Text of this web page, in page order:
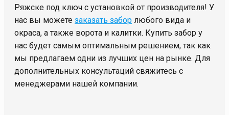
Ряжске под ключ с установкой от производителя! У
нас вы можете заказать забор любого вида и
окраса, а также ворота и калитки. Купить забор у
нас будет самым оптимальным решением, так как
мы предлагаем одни из лучших цен на рынке. Для
дополнительных консультаций свяжитесь с
менеджерами нашей компании.